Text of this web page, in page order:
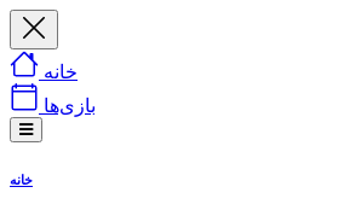
خانه
بازی‌ها
خانه